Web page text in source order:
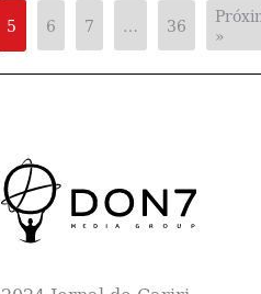
5 6 7 … 36
»